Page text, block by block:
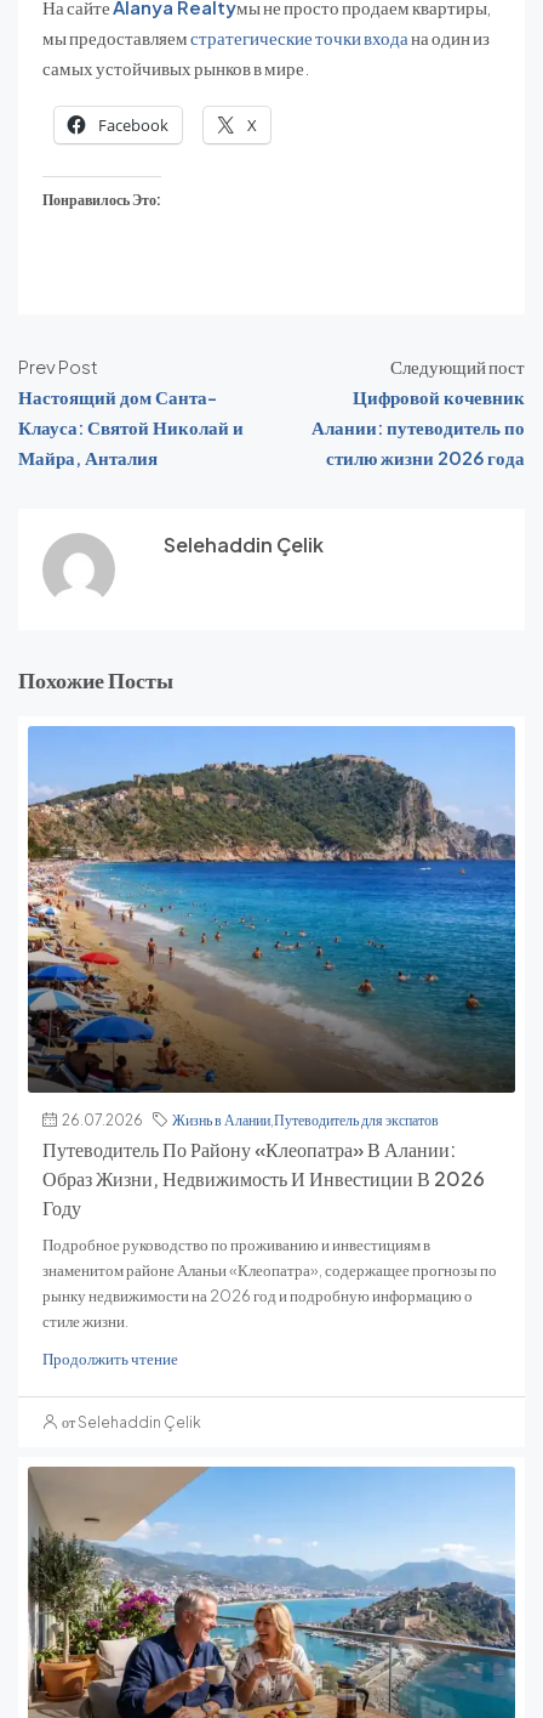
На сайтеAlanya Realtyмы не просто продаем квартиры,
мы предоставляемстратегические точки входана один из
самых устойчивых рынков в мире.
Facebook X
Понравилось Это:
Prev Post
Настоящий дом Санта-
Клауса: Святой Николай и
Майра, Анталия
Следующий пост
Цифровой кочевник
Алании: путеводитель по
стилю жизни 2026 года
Selehaddin Çelik
Похожие Посты
26.07.2026 Жизнь в Алании Путеводитель для экспатов
Путеводитель По Району «Клеопатра» В Алании:
Образ Жизни, Недвижимость И Инвестиции В 2026
Году
Подробное руководство по проживанию и инвестициям в
знаменитом районе Аланьи «Клеопатра», содержащее прогнозы по
рынку недвижимости на 2026 год и подробную информацию о
стиле жизни.
Продолжить чтение
от Selehaddin Çelik